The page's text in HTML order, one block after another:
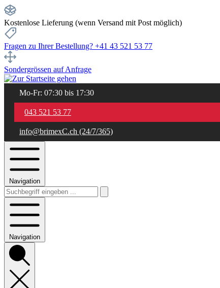
Kostenlose Lieferung (wenn Versand mit Post möglich)
Fragen zu Ihrer Bestellung? +41 43 521 53 77
Sondergrössen auf Anfrage
Mo-Fr: 07:30 bis 17:30
043 521 53 77
info@brimexC.ch (24/7/365)
Navigation
Navigation